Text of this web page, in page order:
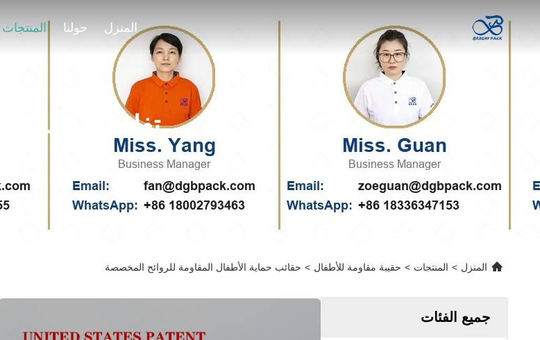
المنزل حولنا المنتجات
تفاصيل المنتجات
المنزل > المنتجات > حقيبة مقاومة للأطفال > حقائب حماية الأطفال المقاومة للروائح المخصصة
جميع الفئات